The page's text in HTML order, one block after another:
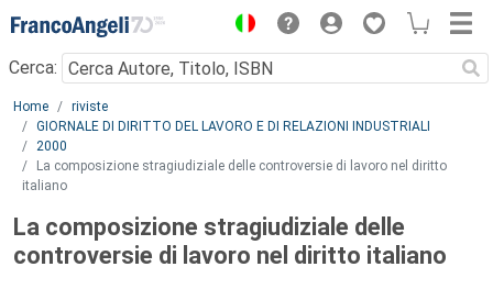
Menu
Cerca:
Main content
Home
riviste
GIORNALE DI DIRITTO DEL LAVORO E DI RELAZIONI INDUSTRIALI
2000
La composizione stragiudiziale delle controversie di lavoro nel diritto
italiano
La composizione stragiudiziale delle
controversie di lavoro nel diritto italiano